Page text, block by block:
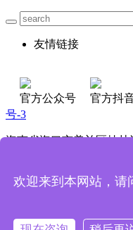
友情链接
官方公众号 官方抖
号-3
海南省海口市美兰区桂
技术支持：魔方科技
电话咨询
欢迎来到本网站，请